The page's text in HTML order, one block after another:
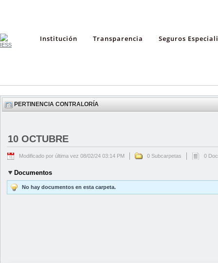
Institución Transparencia Seguros
PERTINENCIA CONTRALORÍA
10 OCTUBRE
Modificado por última vez 08/02/24 03:14 PM 0 Subcarpetas 0
Documentos
No hay documentos en esta carpeta.